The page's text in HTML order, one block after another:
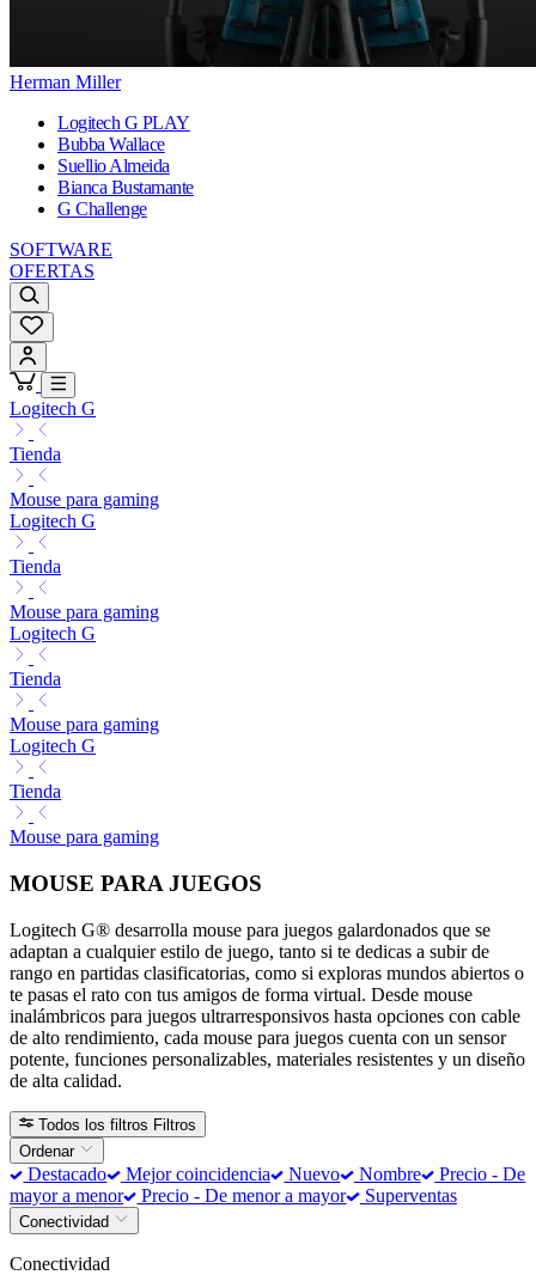
Herman Miller
Logitech G PLAY
Bubba Wallace
Suellio Almeida
Bianca Bustamante
G Challenge
SOFTWARE
OFERTAS
Logitech G
Tienda
Mouse para gaming
Logitech G
Tienda
Mouse para gaming
Logitech G
Tienda
Mouse para gaming
Logitech G
Tienda
Mouse para gaming
MOUSE PARA JUEGOS
Logitech G® desarrolla mouse para juegos galardonados que se
adaptan a cualquier estilo de juego, tanto si te dedicas a subir de
rango en partidas clasificatorias, como si exploras mundos abiertos o
te pasas el rato con tus amigos de forma virtual. Desde mouse
inalámbricos para juegos ultrarresponsivos hasta opciones con cable
de alto rendimiento, cada mouse para juegos cuenta con un sensor
potente, funciones personalizables, materiales resistentes y un diseño
de alta calidad.
Todos los filtros Filtros
Ordenar
Destacado Mejor coincidencia Nuevo Nombre
Precio - De
mayor a menor
Precio - De menor a mayor Superventas
Conectividad
Conectividad